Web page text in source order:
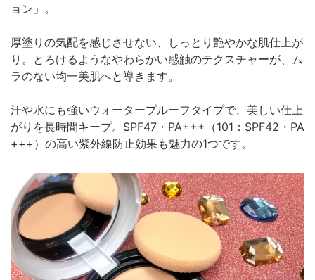
ョン」。
厚塗りの気配を感じさせない、しっとり艶やかな肌仕上が
り。とろけるようなやわらかい感触のテクスチャーが、ム
ラのない均一美肌へと導きます。
汗や水にも強いウォータープルーフタイプで、美しい仕上
がりを長時間キープ。SPF47・PA+++（101：SPF42・PA
+++）の高い紫外線防止効果も魅力の1つです。